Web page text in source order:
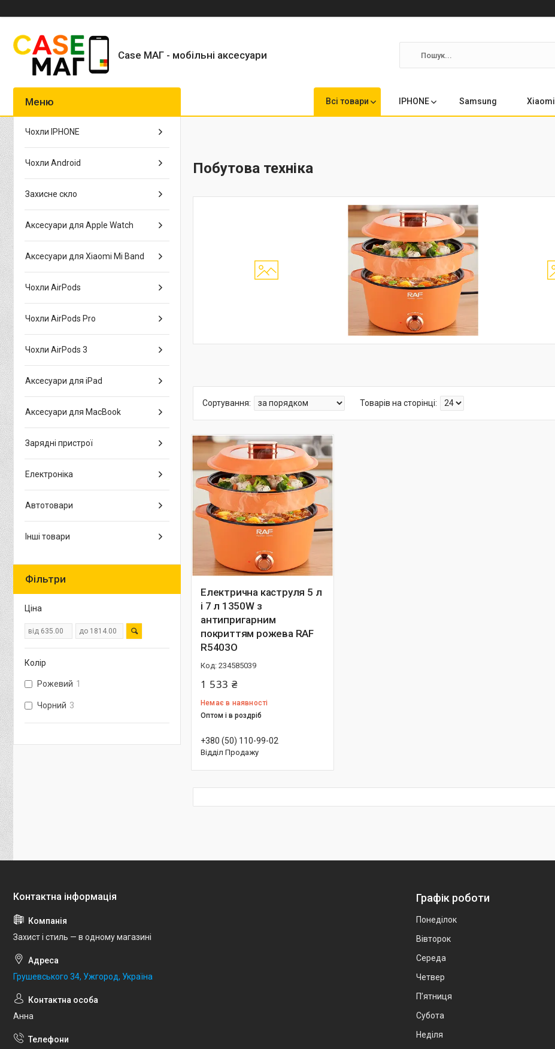
Case МАГ - мобільні аксесуари
Всі товари IPHONE Samsung Xiaomi
Побутова техніка
Електрична каструля 5 л
і 7 л 1350W з
антипригарним
покриттям рожева RAF
R5403O
234585039
1 533 ₴
Немає в наявності
Оптом і в роздріб
+380 (50) 110-99-02
Відділ Продажу
Чохли IPHONE
Чохли Android
Захисне скло
Аксесуари для Apple Watch
Аксесуари для Xiaomi Mi Band
Чохли AirPods
Чохли AirPods Pro
Чохли AirPods 3
Аксесуари для iPad
Аксесуари для MacBook
Зарядні пристрої
Електроніка
Автотовари
Інші товари
Фільтри
Ціна
Колір
Рожевий 1
Чорний 3
Захист і стиль — в одному магазині
Грушевського 34, Ужгород, Україна
Анна
Графік роботи
Понеділок
Вівторок
Середа
Четвер
Пʼятниця
Субота
Неділя